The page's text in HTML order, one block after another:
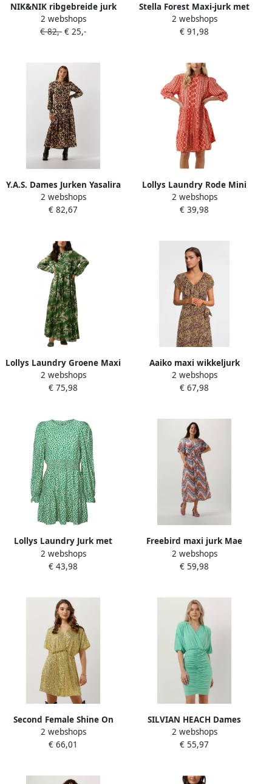
NIK&NIK ribgebreide jurk
Jesri zilver Meisjes Viscose
Ronde hals Effen 164
2 webshops
€ 82,- € 25,-
Stella Forest Maxi-jurk met
broderie Gabriella rood
2 webshops
€ 91,98
Y.A.S. Dames Jurken Yasalira
Ls Long Shirt Dress S. Multi
2 webshops
€ 82,67
Lollys Laundry Rode Mini
Jurk Sabinell Short
Multicolor Dames
2 webshops
€ 39,98
Lollys Laundry Groene Maxi
Jurk voor Elegante
Gelegenheden Multicolor
2 webshops
€ 75,98
Aaiko maxi wikkeljurk
Esmee met paisleyprint en
ruches beige
2 webshops
€ 67,98
Lollys Laundry Jurk met
gesmokte taille Parina
groen
2 webshops
€ 43,98
Freebird maxi jurk Mae
Maxi met all over print ecru
lila oranje
2 webshops
€ 59,98
Second Female Shine On
Mini Jurk Second Dames
Yellow Dames
2 webshops
€ 66,01
SILVIAN HEACH Dames
Jurken Cvp23150ve Groen
2 webshops
€ 55,97